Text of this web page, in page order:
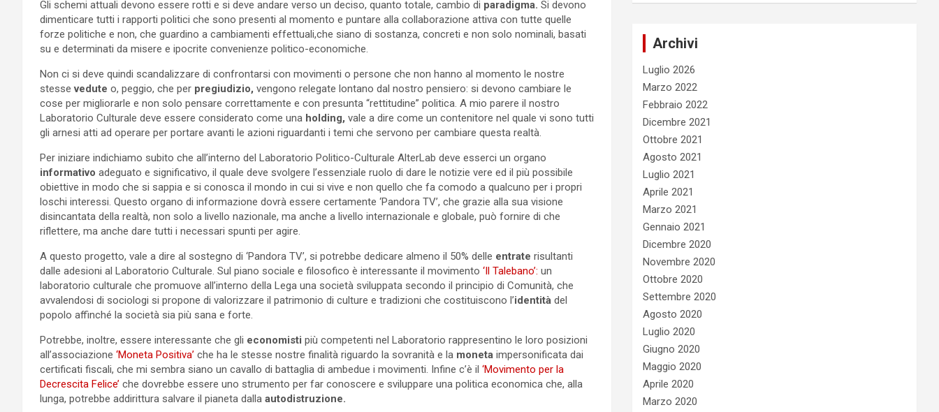
Gli schemi attuali devono essere rotti e si deve andare verso un deciso, quanto totale, cambio di paradigma. Si devono
dimenticare tutti i rapporti politici che sono presenti al momento e puntare alla collaborazione attiva con tutte quelle
forze politiche e non, che guardino a cambiamenti effettuali,che siano di sostanza, concreti e non solo nominali, basati
su e determinati da misere e ipocrite convenienze politico-economiche.
Non ci si deve quindi scandalizzare di confrontarsi con movimenti o persone che non hanno al momento le nostre
stessevedute o, peggio, che per pregiudizio, vengono relegate lontano dal nostro pensiero: si devono cambiare le
cose per migliorarle e non solo pensare correttamente e con presunta “rettitudine” politica. A mio parere il nostro
Laboratorio Culturale deve essere considerato come una holding, vale a dire come un contenitore nel quale vi sono tutti
gli arnesi atti ad operare per portare avanti le azioni riguardanti i temi che servono per cambiare questa realtà.
Per iniziare indichiamo subito che all’interno del Laboratorio Politico-Culturale AlterLab deve esserci un organo
informativo adeguato e significativo, il quale deve svolgere l’essenziale ruolo di dare le notizie vere ed il più possibile
obiettive in modo che si sappia e si conosca il mondo in cui si vive e non quello che fa comodo a qualcuno per i propri
loschi interessi. Questo organo di informazione dovrà essere certamente ‘Pandora TV’, che grazie alla sua visione
disincantata della realtà, non solo a livello nazionale, ma anche a livello internazionale e globale, può fornire di che
riflettere, ma anche dare tutti i necessari spunti per agire.
A questo progetto, vale a dire al sostegno di ‘Pandora TV’, si potrebbe dedicare almeno il 50% delle entrate risultanti
dalle adesioni al Laboratorio Culturale. Sul piano sociale e filosofico è interessante il movimento ‘Il Talebano’: un
laboratorio culturale che promuove all’interno della Lega una società sviluppata secondo il principio di Comunità, che
avvalendosi di sociologi si propone di valorizzare il patrimonio di culture e tradizioni che costituiscono l’identità del
popolo affinché la società sia più sana e forte.
Potrebbe, inoltre, essere interessante che gli economisti più competenti nel Laboratorio rappresentino le loro posizioni
all’associazione ‘Moneta Positiva’ che ha le stesse nostre finalità riguardo la sovranità e la moneta impersonificata dai
certificati fiscali, che mi sembra siano un cavallo di battaglia di ambedue i movimenti. Infine c’è il ‘Movimento per la
Decrescita Felice’ che dovrebbe essere uno strumento per far conoscere e sviluppare una politica economica che, alla
lunga, potrebbe addirittura salvare il pianeta dalla autodistruzione.
Archivi
Luglio 2026
Marzo 2022
Febbraio 2022
Dicembre 2021
Ottobre 2021
Agosto 2021
Luglio 2021
Aprile 2021
Marzo 2021
Gennaio 2021
Dicembre 2020
Novembre 2020
Ottobre 2020
Settembre 2020
Agosto 2020
Luglio 2020
Giugno 2020
Maggio 2020
Aprile 2020
Marzo 2020